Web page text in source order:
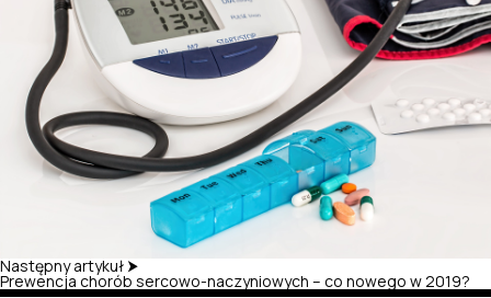
Następny artykuł ⮞
Prewencja chorób sercowo-naczyniowych – co nowego w 2019?